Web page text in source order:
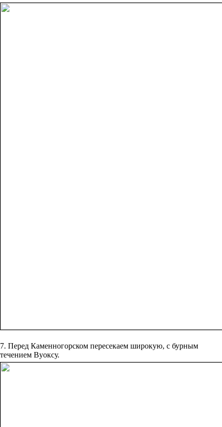
7. Перед Каменногорском пересекаем широкую, с бурным
течением Вуоксу.